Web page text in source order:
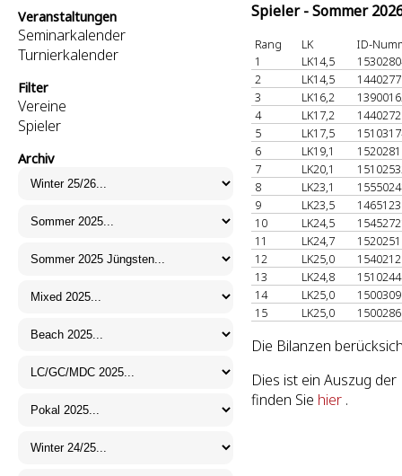
Veranstaltungen
Seminarkalender
Turnierkalender
Filter
Vereine
Spieler
Archiv
Spieler - Sommer
Rang LK
ID-
1
LK14,5
2
LK14,5
3
LK16,2
4
LK17,2
5
LK17,5
6
LK19,1
7
LK20,1
8
LK23,1
9
LK23,5
10
LK24,5
11
LK24,7
12
LK25,0
13
LK24,8
14
LK25,0
15
LK25,0
Die Bilanzen
Dies ist ein Auszug
finden Sie hier .